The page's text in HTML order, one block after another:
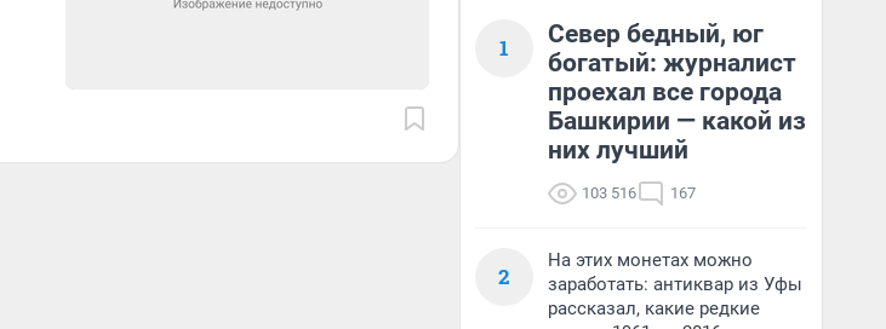
1
Север бедный, юг
богатый: журналист
проехал все города
Башкирии — какой из
них лучший
103 516 167
2
На этих монетах можно
заработать: антиквар из Уфы
рассказал, какие редкие